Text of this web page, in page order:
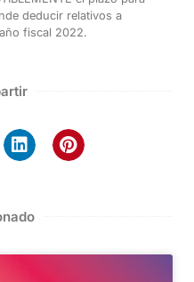
deducir relativos a
fiscal 2022.